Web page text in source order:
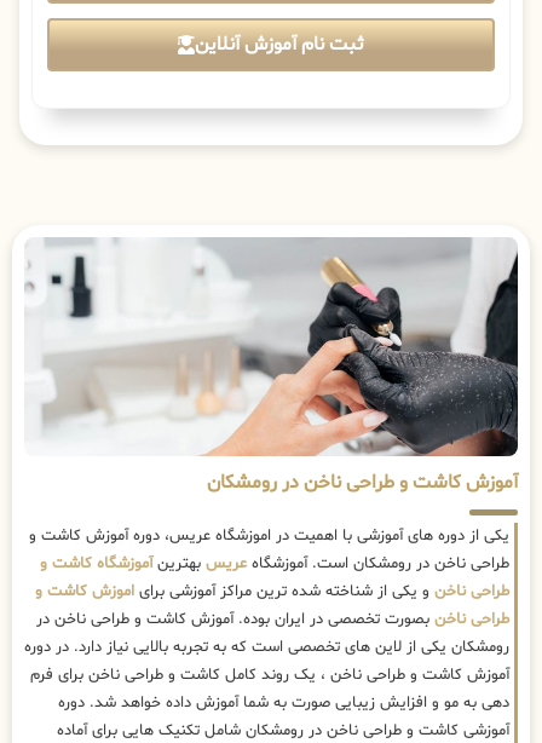
ثبت نام آموزش آنلاین
آموزش کاشت و طراحی ناخن در رومشکان
یکی از دوره های آموزشی با اهمیت در اموزشگاه عریس، دوره آموزش کاشت و
طراحی ناخن در رومشکان است. آموزشگاه عریس بهترینآموزشگاه کاشت و
طراحی ناخن و یکی از شناخته شده ترین مراکز آموزشی برای اموزش کاشت و
طراحی ناخن بصورت تخصصی در ایران بوده. آموزش کاشت و طراحی ناخن در
رومشکان یکی از لاین های تخصصی است که به تجربه بالایی نیاز دارد. در دوره
آموزش کاشت و طراحی ناخن ، یک روند کامل کاشت و طراحی ناخن برای فرم
دهی به مو و افزایش زیبایی صورت به شما آموزش داده خواهد شد. دوره
آموزشی کاشت و طراحی ناخن در رومشکان شامل تکنیک هایی برای آماده